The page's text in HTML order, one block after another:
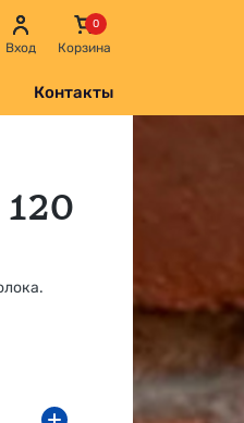
Вход Корзина
Контакты